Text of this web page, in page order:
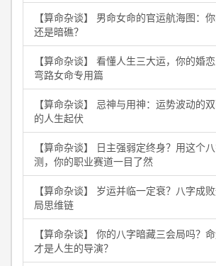
【算命杂谈】 男命女命的官运航海图：
还是暗礁？
【算命杂谈】 看懂人生三大运，你的婚
弯路女命专用篇
【算命杂谈】 忌神与用神：运势波动的
的人生起伏
【算命杂谈】 日主强弱定终身？用这个
测，你的职业赛道一目了然
【算命杂谈】 岁运并临一定衰？八字成
局思维链
【算命杂谈】 你的八字暗藏三会局吗？
才是人生的导演？